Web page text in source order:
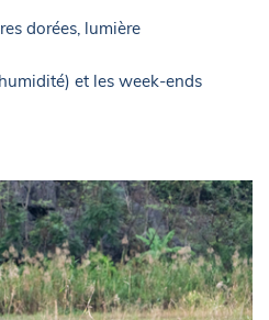
dorées, lumière
et les week-ends